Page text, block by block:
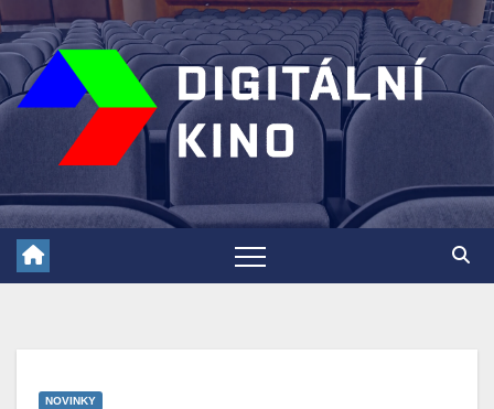
Skip
to
content
NOVINKY